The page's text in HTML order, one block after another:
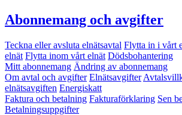
Abonnemang och avgifter
Teckna eller avsluta elnätsavtal Flytta in i vårt
elnät Flytta inom vårt elnät Dödsbohantering
Mitt abonnemang Ändring av abonnemang
Om avtal och avgifter Elnätsavgifter
elnätsavgiften Energiskatt
Faktura och betalning Fakturaförklaring Sen
Betalningsuppgifter